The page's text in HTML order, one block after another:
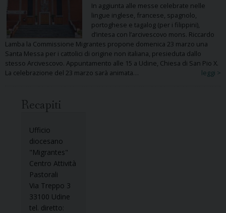
In aggiunta alle messe celebrate nelle
lingue inglese, francese, spagnolo,
portoghese e tagalog (per i filippini),
d’intesa con l’arcivescovo mons. Riccardo
Lamba la Commissione Migrantes propone domenica 23 marzo una
Santa Messa per i cattolici di origine non italiana, presieduta dallo
stesso Arcivescovo. Appuntamento alle 15 a Udine, Chiesa di San Pio X.
La celebrazione del 23 marzo sarà animata…
leggi >
Recapiti
Ufficio
diocesano
"Migrantes"
Centro Attività
Pastorali
Via Treppo 3
33100 Udine
tel. diretto: